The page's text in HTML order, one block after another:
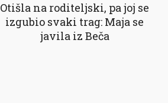
Otišla na roditeljski, pa joj se
izgubio svaki trag: Maja se
javila iz Beča